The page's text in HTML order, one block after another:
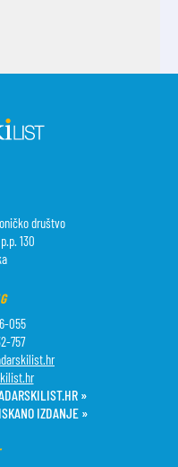
društvo
130
055
757
»
IZDANJE »